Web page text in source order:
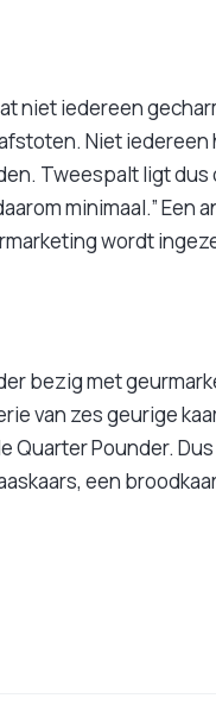
niet iedereen
Niet iedereen
Tweespalt ligt dus
minimaal.” Een
wordt
bezig met
van zes geurige
Quarter Pounder.
een